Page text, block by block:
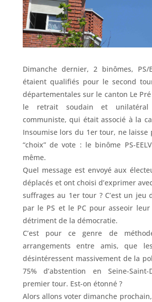
Dimanche dernier, 2 binômes, PS/
étaient qualifiés pour le second
départementales sur le canton Le
le retrait soudain et
communiste, qui était associé à la
Insoumise lors du 1er tour, ne laisse
“choix” de vote : le binôme PS-
même.
Quel message est envoyé aux
déplacés et ont choisi d’exprimer
suffrages au 1er tour ? C’est un jeu
par le PS et le PC pour asseoir
détriment de la démocratie.
C’est pour ce genre de
arrangements entre amis, que
désintéressent massivement de la
75% d’abstention en Seine-
premier tour. Est-on étonné ?
Alors allons voter dimanche prochain,